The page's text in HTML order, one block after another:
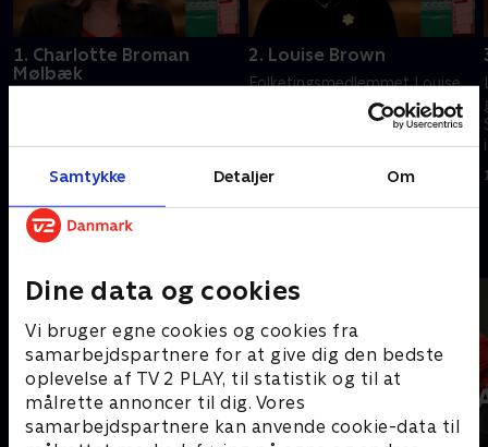
Samtykke Detaljer Om
Dine data og cookies
Vi bruger egne cookies og cookies fra
samarbejdspartnere for at give dig den bedste
oplevelse af TV 2 PLAY, til statistik og til at
målrette annoncer til dig. Vores
samarbejdspartnere kan anvende cookie-data til
1. Charlotte Broman
Mølbæk
om børn og specialtilbud. En
helt inde på livet.
2. Louise Brown
Folketingsmedlemmet Louise
Brown (LA) er vokset op i et
hjem med misbrug. I dag er en
af hendes mærkesager, at
privatiseres.
13. marts 2025 • 10 min
Andre så også